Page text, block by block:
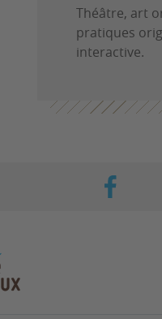
Théâtre, art
pratiques
interactive.